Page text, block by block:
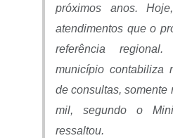
próximos anos.
atendimentos que o
referência
município contabiliza
de consultas, somente
mil, segundo o
ressaltou.